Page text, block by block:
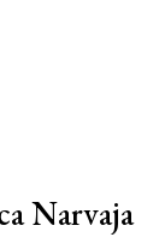
Narvaja